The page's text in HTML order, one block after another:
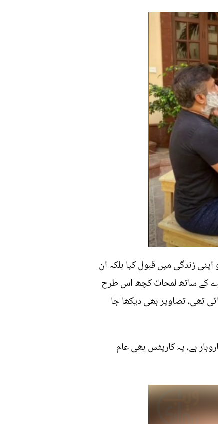
زندگی میں قبول کیا بلکہ ان
کے ساتھ لمحات کچھ اس طرح
داڑھی بھی بنائی تھی، تصاویر بھی دیکھا جا
ہے، یہ کارپٹس بھی عام